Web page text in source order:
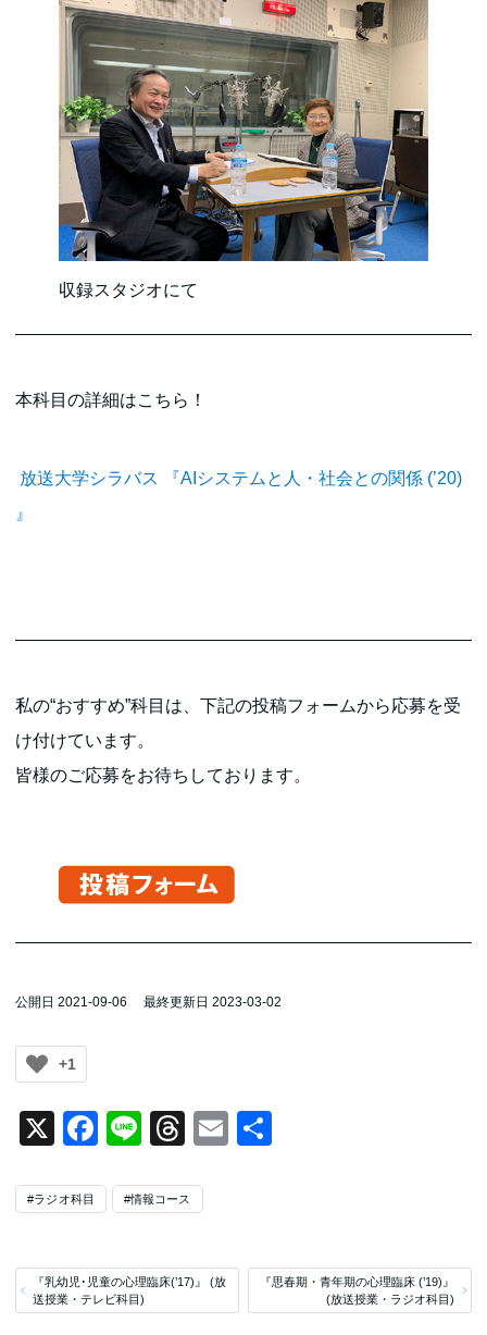
収録スタジオにて
本科目の詳細はこちら！
放送大学シラバス 『AIシステムと人・社会との関係 (’20)
』
私の“おすすめ”科目は、下記の投稿フォームから応募を受
け付けています。
皆様のご応募をお待ちしております。
公開日 2021-09-06 最終更新日 2023-03-02
+1
X Facebook
LineThreads
Email
#ラジオ科目 #情報コース
『乳幼児･児童の心理臨床(’17)』 (放
送授業・テレビ科目)
『思春期・青年期の心理臨床 (’19)』
(放送授業・ラジオ科目)